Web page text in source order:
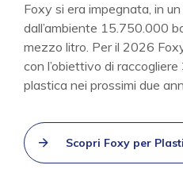
Foxy si era impegnata, in
dall’ambiente 15.750.000
mezzo litro. Per il 2026
con l’obiettivo di
plastica nei prossimi due
Scopri Foxy per